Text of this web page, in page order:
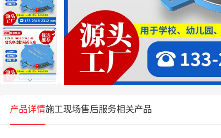
产品详情施工现场售后服务相关产品